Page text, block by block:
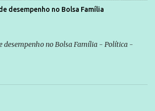
desempenho no Bolsa Família
desempenho no Bolsa Família - Política -